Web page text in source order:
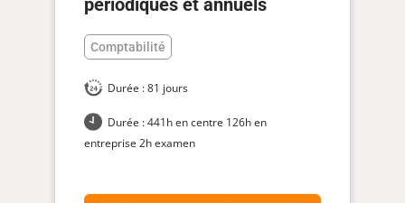
périodiques et annuels
Comptabilité
Durée : 81 jours
Durée : 441h en centre 126h en
entreprise 2h examen